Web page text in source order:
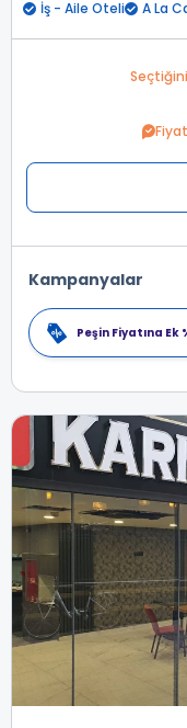
İş - Aile Oteli A La
Kampanyalar
Peşin Fiyatına Ek